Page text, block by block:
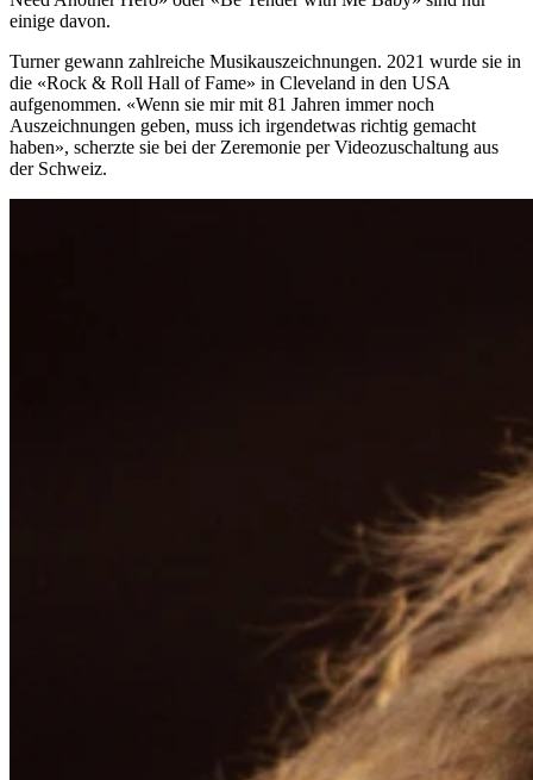
einige davon.
Turner gewann zahlreiche Musikauszeichnungen. 2021 wurde sie in
die «Rock & Roll Hall of Fame» in Cleveland in den USA
aufgenommen. «Wenn sie mir mit 81 Jahren immer noch
Auszeichnungen geben, muss ich irgendetwas richtig gemacht
haben», scherzte sie bei der Zeremonie per Videozuschaltung aus
der Schweiz.